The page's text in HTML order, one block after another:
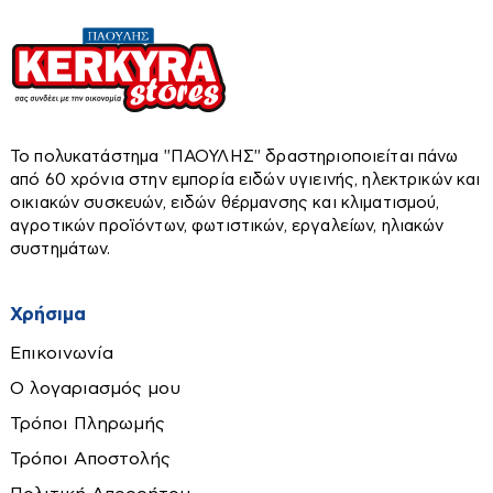
Πιστόλι θερμού αέρα
Πιστόλια βαφής
Πλυστικά
Πολυεργαλεία
Ρούτερ
Σέγες-Σπαθοσέγες
Τριβεία
Τροχιστικά
Φακοί
Φορτιστές-Καλώδια
Φυσητήρες
Ηλεκτρομπόϊλερ
Θερμοστάτες χώρου
Κυκλοφορητές
Σώματα - Funcoil
Τζάκια αερόθερμα
Τζάκια υδραυλικά-νερού
Χαλιά-Διακοσμητικά-Είδη Δώρων
Ταπέτα
Χαλιά
Πίνακες
Αλφάδια-Laser
Αναδευτήρες
Ανιχνευτές
Το πολυκατάστημα ''ΠΑΟΥΛΗΣ'' δραστηριοποιείται πάνω
από 60 χρόνια στην εμπορία ειδών υγιεινής, ηλεκτρικών και
οικιακών συσκευών, ειδών θέρμανσης και κλιματισμού,
αγροτικών προϊόντων, φωτιστικών, εργαλείων, ηλιακών
συστημάτων.
Χρήσιμα
Επικοινωνία
Ο λογαριασμός μου
Τρόποι Πληρωμής
Τρόποι Αποστολής